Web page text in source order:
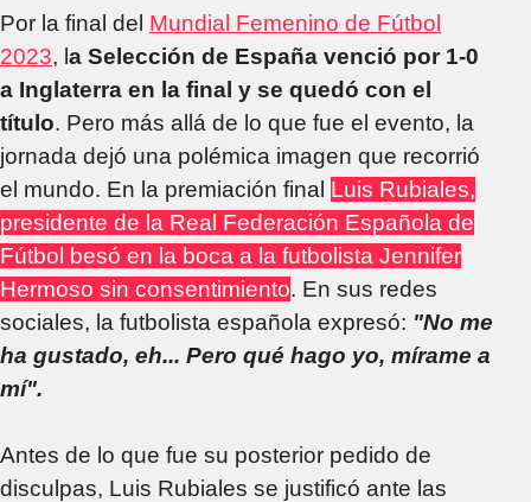
Por la final del Mundial Femenino de Fútbol
2023, l a Selección de España venció por 1-0
a Inglaterra en la final y se quedó con el
título. Pero más allá de lo que fue el evento, la
jornada dejó una polémica imagen que recorrió
el mundo. En la premiación final Luis Rubiales,
presidente de la Real Federación Española de
Fútbol besó en la boca a la futbolista Jennifer
Hermoso sin consentimiento. En sus redes
sociales, la futbolista española expresó: "No me
ha gustado, eh... Pero qué hago yo, mírame a
mí".
Antes de lo que fue su posterior pedido de
disculpas, Luis Rubiales se justificó ante las